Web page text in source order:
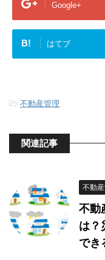
Google+
B! はてブ
-不動産管理
関連記事
不動
不動
は？
でき